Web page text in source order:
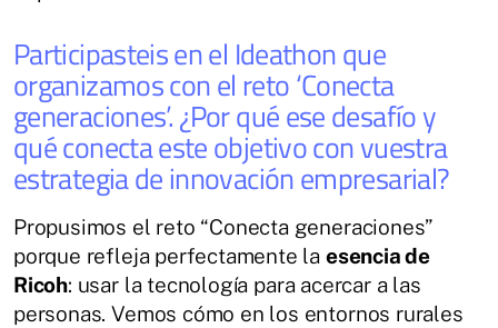
Participasteis en el Ideathon que
organizamos con el reto ‘Conecta
generaciones’. ¿Por qué ese desafío y
qué conecta este objetivo con vuestra
estrategia de innovación empresarial?
Propusimos el reto “Conecta generaciones”
porque refleja perfectamente la esencia de
Ricoh: usar la tecnología para acercar a las
personas. Vemos cómo en los entornos rurales